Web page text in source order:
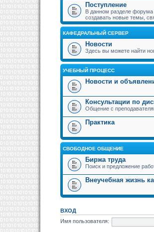
Поступление
В данном разделе
создавать новые темы,
КАФЕДРАЛЬНЫЙ СЕРВЕР
Новости
Здесь вы можете найти
УЧЕБНЫЙ ПРОЦЕСС
Новости и
Консультации по
Общение с
Практика
СВОБОДНОЕ ОБЩЕНИЕ
Биржа труда
Поиск и предложение
Внеучебная жизнь
ВХОД
Имя пользователя: